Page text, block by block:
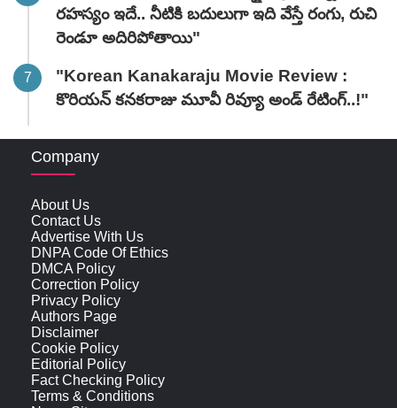
రహస్యం ఇదే.. నీటికి బదులుగా ఇది వేస్తే రంగు, రుచి
రెండూ అదిరిపోతాయి"
"Korean Kanakaraju Movie Review :
కొరియన్ కనకరాజు మూవీ రివ్యూ అండ్ రేటింగ్‌..!"
Company
About Us
Contact Us
Advertise With Us
DNPA Code Of Ethics
DMCA Policy
Correction Policy
Privacy Policy
Authors Page
Disclaimer
Cookie Policy
Editorial Policy
Fact Checking Policy
Terms & Conditions